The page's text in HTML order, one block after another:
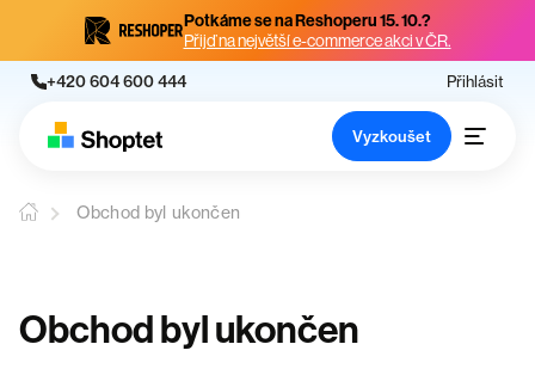
Potkáme se na Reshoperu 15. 10.?
Přijď na největší e-commerce akci v ČR.
+420 604 600 444 Přihlásit
Vyzkoušet
Obchod byl ukončen
Obchod byl ukončen